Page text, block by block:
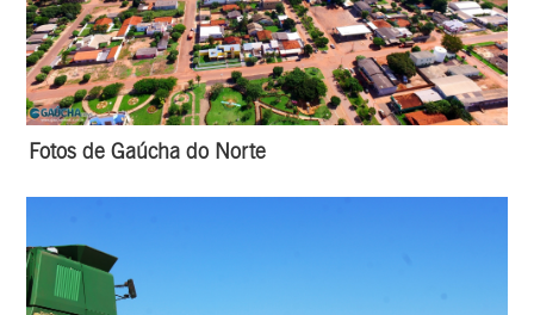
Fotos de Gaúcha do Norte